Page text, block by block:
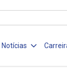
Notícias